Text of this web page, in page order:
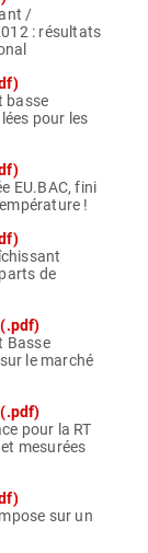
/
: résultats
basse
pour les
EU.BAC, fini
!
de
Basse
le marché
pour la RT
mesurées
sur un